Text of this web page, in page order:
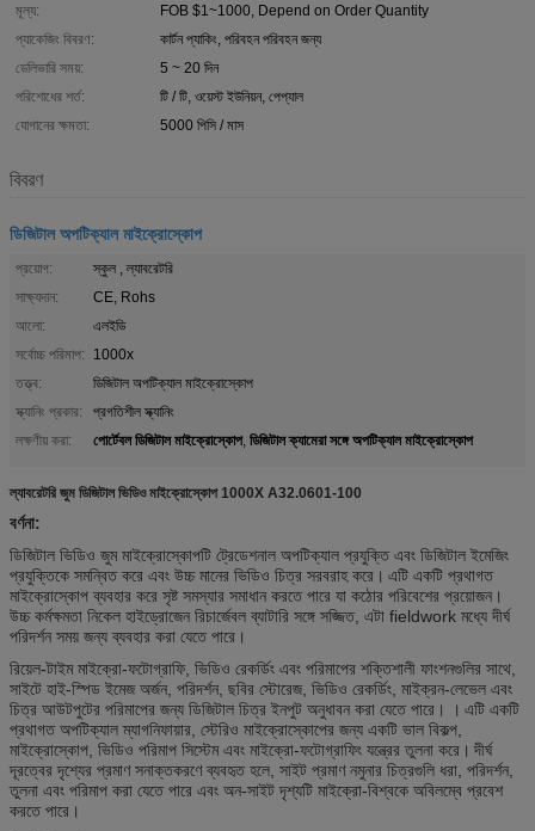
মূল্য:
FOB $1~1000, Depend on Order Quantity
প্যাকেজিং বিবরণ:
কার্টন প্যাকিং, পরিবহন পরিবহন জন্য
ডেলিভারি সময়:
5 ~ 20 দিন
পরিশোধের শর্ত:
টি / টি, ওয়েস্ট ইউনিয়ন, পেপ্যাল
যোগানের ক্ষমতা:
5000 পিসি / মাস
বিবরণ
ডিজিটাল অপটিক্যাল মাইক্রোস্কোপ
প্রয়োগ:
স্কুল , ল্যাবরেটরি
সাক্ষ্যদান:
CE, Rohs
আলো:
এলইডি
সর্বোচ্চ পরিমাপ:
1000x
তত্ত্ব:
ডিজিটাল অপটিক্যাল মাইক্রোস্কোপ
স্ক্যানিং প্রকার:
প্রগতিশীল স্ক্যানিং
লক্ষণীয় করা:
পোর্টেবল ডিজিটাল মাইক্রোস্কোপ, ডিজিটাল ক্যামেরা সঙ্গে অপটিক্যাল মাইক্রোস্কোপ
ল্যাবরেটরি জুম ডিজিটাল ভিডিও মাইক্রোস্কোপ 1000X A32.0601-100
বর্ণনা:
ডিজিটাল ভিডিও জুম মাইক্রোস্কোপটি ট্রেডেশনাল অপটিক্যাল প্রযুক্তি এবং ডিজিটাল ইমেজিং
প্রযুক্তিকে সমন্বিত করে এবং উচ্চ মানের ভিডিও চিত্র সরবরাহ করে। এটি একটি প্রথাগত
মাইক্রোস্কোপ ব্যবহার করে সৃষ্ট সমস্যার সমাধান করতে পারে যা কঠোর পরিবেশের প্রয়োজন।
উচ্চ কর্মক্ষমতা নিকেল হাইড্রোজেন রিচার্জেবল ব্যাটারি সঙ্গে সজ্জিত, এটা fieldwork মধ্যে দীর্ঘ
পরিদর্শন সময় জন্য ব্যবহার করা যেতে পারে।
রিয়েল-টাইম মাইক্রো-ফটোগ্রাফি, ভিডিও রেকর্ডিং এবং পরিমাপের শক্তিশালী ফাংশনগুলির সাথে,
সাইটে হাই-স্পিড ইমেজ অর্জন, পরিদর্শন, ছবির স্টোরেজ, ভিডিও রেকর্ডিং, মাইক্রন-লেভেল এবং
চিত্র আউটপুটের পরিমাপের জন্য ডিজিটাল চিত্র ইনপুট অনুধাবন করা যেতে পারে। । এটি একটি
প্রথাগত অপটিক্যাল ম্যাগনিফায়ার, স্টেরিও মাইক্রোস্কোপের জন্য একটি ভাল বিকল্প,
মাইক্রোস্কোপ, ভিডিও পরিমাপ সিস্টেম এবং মাইক্রো-ফটোগ্রাফিং যন্ত্রের তুলনা করে। দীর্ঘ
দূরত্বের দৃশ্যের প্রমাণ সনাক্তকরণে ব্যবহৃত হলে, সাইট প্রমাণ নমুনার চিত্রগুলি ধরা, পরিদর্শন,
তুলনা এবং পরিমাপ করা যেতে পারে এবং অন-সাইট দৃশ্যটি মাইক্রো-বিশ্বকে অবিলম্বে প্রবেশ
করতে পারে।